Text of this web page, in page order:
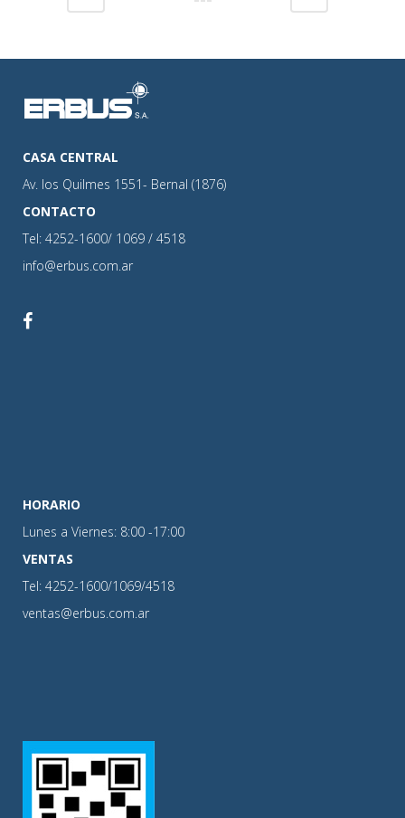
CASA CENTRAL
Av. los Quilmes 1551- Bernal (1876)
CONTACTO
Tel: 4252-1600/ 1069 / 4518
info@erbus.com.ar
HORARIO
Lunes a Viernes: 8:00 -17:00
VENTAS
Tel: 4252-1600/1069/4518
ventas@erbus.com.ar